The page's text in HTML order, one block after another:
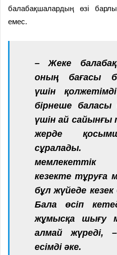
балабақшалардың өзі
емес.
– Жеке
оның бағасы
үшін
бірнеше
үшін ай сайынғы
жерде
сұралады.
мемлекеттік
кезекте тұруға
бұл жүйеде кезек
Бала өсіп
жұмысқа шығу
алмай жүреді,
есімді әке.